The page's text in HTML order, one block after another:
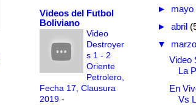
Videos del Futbol
Boliviano
Video
Destroyer
s 1 - 2
Oriente
Petrolero,
Fecha 17, Clausura
2019 -
► mayo
► abril
▼
Video
La
En
Vs